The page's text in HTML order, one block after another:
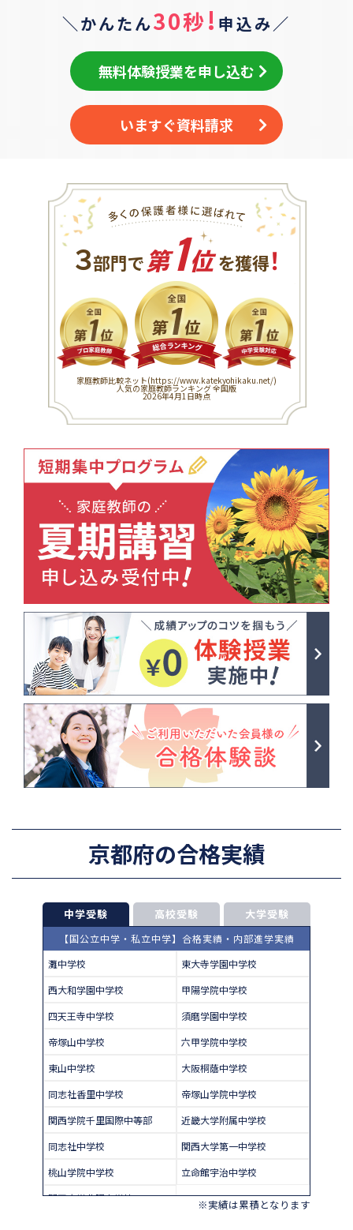
＼かんたん30秒! 申込み／
無料体験授業を申し込む
いますぐ資料請求
３部門で 第1位を獲得！
家庭教師比較ネット(https://www.katekyohikaku.net/)
人気の家庭教師ランキング 全国版
2026年4月1日時点
京都府の合格実績
中学受験 高校受験 大学受験
【国公立中学・私立中学】合格実績・内部進学実績
灘中学校
東大寺学園中学校
西大和学園中学校
甲陽学院中学校
四天王寺中学校
須磨学園中学校
帝塚山中学校
六甲学院中学校
東山中学校
大阪桐蔭中学校
同志社香里中学校
帝塚山学院中学校
関西学院千里国際中等部
近畿大学附属中学校
同志社中学校
関西大学第一中学校
桃山学院中学校
立命館宇治中学校
関西大学北陽中学校
※実績は累積となります